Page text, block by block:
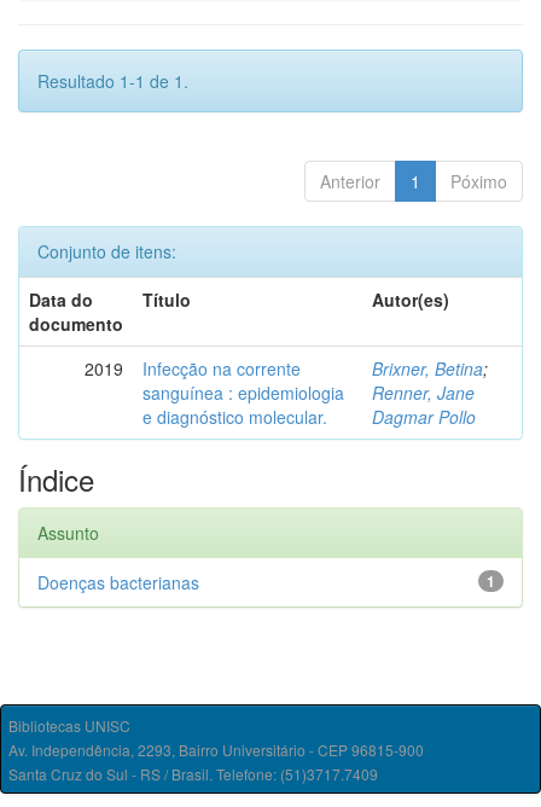
Resultado 1-1 de 1.
Anterior 1 Póximo
Conjunto de itens:
Data do
documento
Título Autor(es)
2019
Infecção na corrente
sanguínea : epidemiologia
e diagnóstico molecular.
Brixner, Betina;
Renner, Jane
Dagmar Pollo
Índice
Assunto
1
Doenças bacterianas
Bibliotecas UNISC
Av. Independência, 2293, Bairro Universitário - CEP 96815-900
Santa Cruz do Sul - RS / Brasil. Telefone: (51)3717.7409